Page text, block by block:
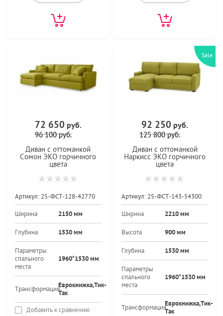
72 650 руб.
96 100руб.
Диван с оттоманкой
Сомон ЭКО горчичного
цвета
Артикул: 25-ФСТ-128-42770
Ширина 2150 мм
Глубина 1530 мм
Параметры
спального
места
1960*1530 мм
ТрансформацияЕврокнижка,Тик-
Так
Добавить к сравнению
Sale
92 250 руб.
125 800руб.
Диван с оттоманкой
Наркисс ЭКО горчичного
цвета
Артикул: 25-ФСТ-143-54300
Ширина 2210 мм
Высота 900 мм
Глубина 1530 мм
Параметры
спального
места
1960*1530 мм
ТрансформацияЕврокнижка,Тик-
Так